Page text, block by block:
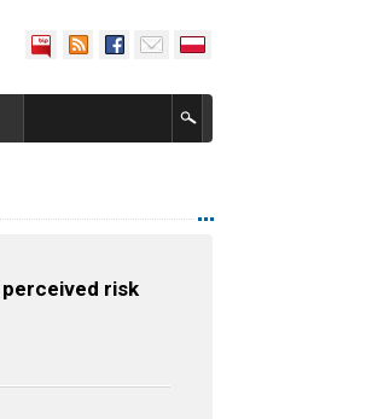
risk